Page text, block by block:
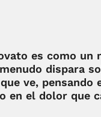
es como un
dispara
ve, pensando
en el dolor que